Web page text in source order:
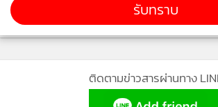
หลายคน ทั้งไพรินทร์ ชูโชติถาวร อดีตรัฐมนตรี
กระทรวงคมนาคม หรือปรีดี ดาวฉาย ประธา
ซึ่งสอดคล้องกับท่าทีของ สมคิด จาตุศรีพิทักษ์
นโยบายความเป็นส่วนตัว
นโยบายก
ข้อกำหนดและเงื่อนไขการใช้บ
รับทราบ